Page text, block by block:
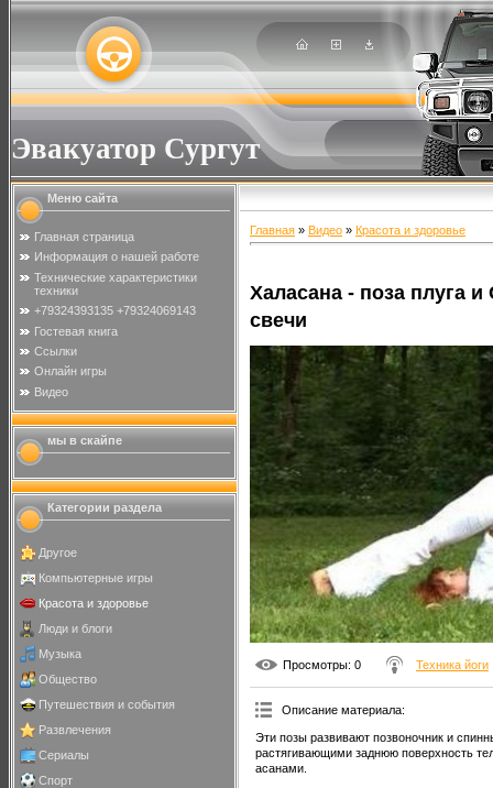
Эвакуатор Сургут
Меню сайта
Главная страница
Информация о нашей работе
Технические характеристики
техники
+79324393135 +79324069143
Гостевая книга
Ссылки
Онлайн игры
Видео
мы в скайпе
Категории раздела
Другое
Компьютерные игры
Красота и здоровье
Люди и блоги
Музыка
Общество
Путешествия и события
Развлечения
Сериалы
Спорт
Главная » Видео » Красота и здоровье
Халасана - поза плуга и
свечи
Просмотры: 0 Техника йоги
Описание материала:
Эти позы развивают позвоночник и
растягивающими заднюю поверхность
асанами.